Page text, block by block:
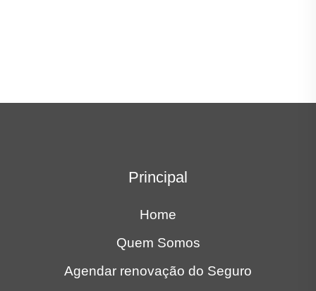
Principal
Home
Quem Somos
Agendar renovação do Seguro